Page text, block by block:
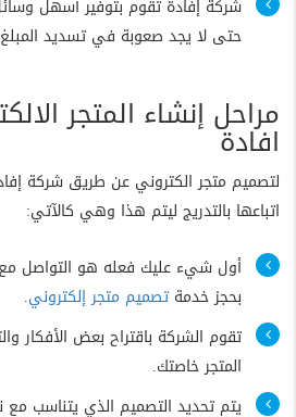
شركة إفادة تقوم بتوفير أسهل
حتى لا يجد صعوبة في تسديد
مراحل إنشاء المتجر
افادة
لتصميم متجر الكتروني عن طريق شركة
اتباعها بالتدريج ليتم هذا وهي كالآتي:
أول شيء عليك فعله هو التواصل
بحجز خدمة تصميم متجر إلكتروني.
تقوم الشركة باقتراح بعض الأفكار
المتجر خاصتك.
يتم تحديد التصميم الذي يتناسب